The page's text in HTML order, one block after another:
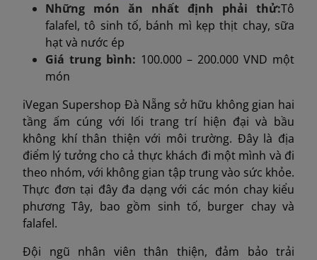
Những món ăn nhất định phải thử:Tô
falafel, tô sinh tố, bánh mì kẹp thịt chay, sữa
hạt và nước ép
Giá trung bình: 100.000 – 200.000 VND một
món
iVegan Supershop Đà Nẵng sở hữu không gian hai
tầng ấm cúng với lối trang trí hiện đại và bầu
không khí thân thiện với môi trường. Đây là địa
điểm lý tưởng cho cả thực khách đi một mình và đi
theo nhóm, với không gian tập trung vào sức khỏe.
Thực đơn tại đây đa dạng với các món chay kiểu
phương Tây, bao gồm sinh tố, burger chay và
falafel.
Đội ngũ nhân viên thân thiện, đảm bảo trải